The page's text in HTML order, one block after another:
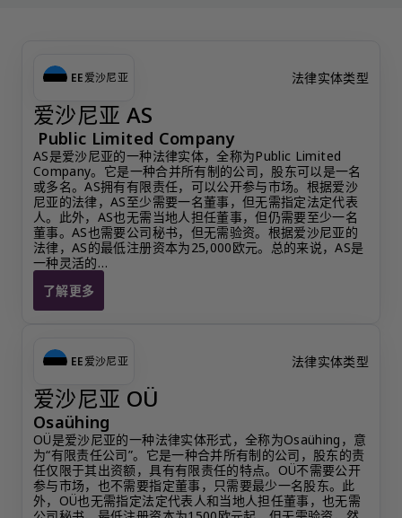
EE爱沙尼亚 法律实体类型
爱沙尼亚 AS
Public Limited Company
AS是爱沙尼亚的一种法律实体，全称为Public Limited
Company。它是一种合并所有制的公司，股东可以是一名
或多名。AS拥有有限责任，可以公开参与市场。根据爱沙
尼亚的法律，AS至少需要一名董事，但无需指定法定代表
人。此外，AS也无需当地人担任董事，但仍需要至少一名
董事。AS也需要公司秘书，但无需验资。根据爱沙尼亚的
法律，AS的最低注册资本为25,000欧元。总的来说，AS是
一种灵活的…
了解更多
爱沙尼亚 AS
EE爱沙尼亚 法律实体类型
爱沙尼亚 OÜ
Osaühing
OÜ是爱沙尼亚的一种法律实体形式，全称为Osaühing，意
为“有限责任公司”。它是一种合并所有制的公司，股东的责
任仅限于其出资额，具有有限责任的特点。OÜ不需要公开
参与市场，也不需要指定董事，只需要最少一名股东。此
外，OÜ也无需指定法定代表人和当地人担任董事，也无需